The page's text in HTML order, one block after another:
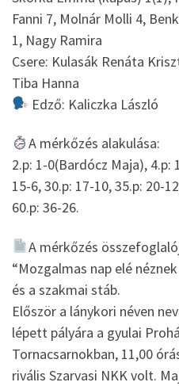
Fanni 7, Molnár Molli 4,
1, Nagy Ramira
Csere: Kulasák Renáta
Tiba Hanna
Edző: Kaliczka László
A mérkőzés alakulása:
2.p: 1-0(Bardócz Maja), 4.p:
15-6, 30.p: 17-10, 35.p: 20-
60.p: 36-26.
A mérkőzés
“Mozgalmas nap elé
és a szakmai stáb.
Először a lánykori néven
lépett pályára a gyulai
Tornacsarnokban, 11,00
rivális Szarvasi NKK volt.